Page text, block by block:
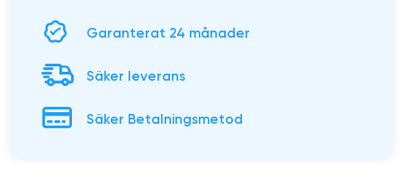
Garanterat 24 månader
Säker leverans
Säker Betalningsmetod